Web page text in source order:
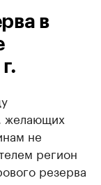
в
желающих
не
регион
резерва